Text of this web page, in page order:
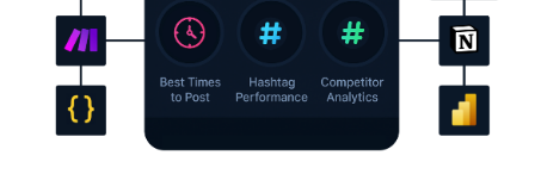
interni.
Con Analytics in Publer API, potete automatizzare la
creazione di report, inserire i dati in dashboard